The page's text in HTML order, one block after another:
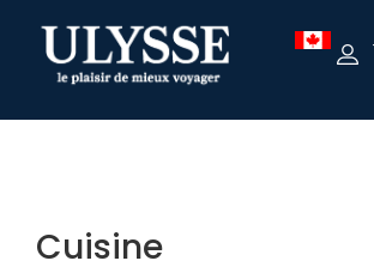
TEST
Cuisine